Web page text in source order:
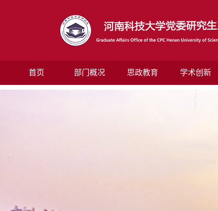
首页 部门概况 思政教育 学术创新